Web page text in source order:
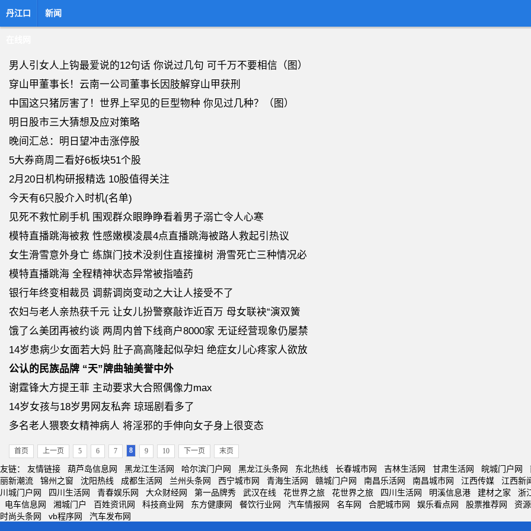
丹江口 新闻
男人引女人上钩最爱说的12句话 你说过几句 可千万不要相信（图）
穿山甲董事长！云南一公司董事长因肢解穿山甲获刑
中国这只猪厉害了！世界上罕见的巨型物种 你见过几种？（图）
明日股市三大猜想及应对策略
晚间汇总：明日望冲击涨停股
5大券商周二看好6板块51个股
2月20日机构研报精选 10股值得关注
今天有6只股介入时机(名单)
见死不救忙刷手机 围观群众眼睁睁看着男子溺亡令人心寒
模特直播跳海被救 性感嫩模凌晨4点直播跳海被路人救起引热议
女生滑雪意外身亡 练旗门技术没刹住直接撞树 滑雪死亡三种情况必
模特直播跳海 全程精神状态异常被指嗑药
银行年终变相裁员 调薪调岗变动之大让人接受不了
农妇与老人亲热获千元 让女儿扮警察敲诈近百万 母女联袂“演双簧
饿了么美团再被约谈 两周内曾下线商户8000家 无证经营现象仍屡禁
14岁患病少女面若大妈 肚子高高隆起似孕妇 绝症女儿心疼家人欲放
公认的民族品牌 “天”牌曲轴美誉中外
谢霆锋大方提王菲 主动要求大合照偶像力max
14岁女孩与18岁男网友私奔 琼瑶剧看多了
多名老人猥亵女精神病人 将淫邪的手伸向女子身上很变态
首页 上一页 5 6 7 8 9 10 下一页 末页
友链： 友情链接 葫芦岛信息网 黑龙江生活网 哈尔滨门户网 黑龙江头条网 东北热线 长春城市网 吉林生活网 甘肃生活网 皖城门户网
丽新潮流
锦州之窗 沈阳热线 成都生活网 兰州头条网 西宁城市网 青海生活网 赣城门户网 南昌乐活网 南昌城市网 江西传媒
江西新
川城门户网
四川生活网 青春娱乐网 大众财经网 第一品牌秀 武汉在线 花世界之旅 花世界之旅 四川生活网 明溪信息港 建材之家
浙
电车信息网
湘城门户 百姓资讯网 科技商业网 东方健康网 餐饮行业网 汽车情报网 名车网 合肥城市网 娱乐看点网 股票推荐网
资
时尚头条网
vb程序网 汽车发布网